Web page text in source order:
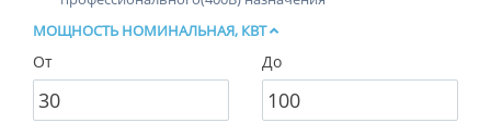
МОЩНОСТЬ НОМИНАЛЬНАЯ, КВТ
От До